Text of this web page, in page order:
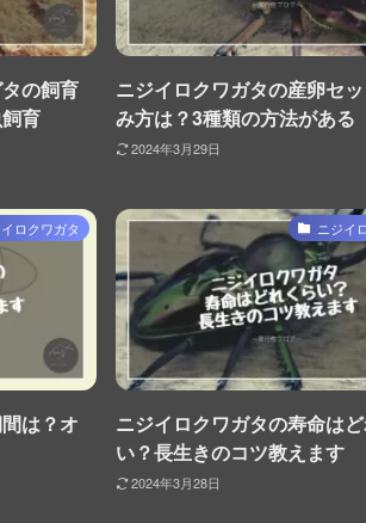
の飼育
育
ニジイロクワガタの産卵セ
み方は？3種類の方法がある
2024年3月29日
ロクワガタ
は？オ
ニジイ
ニジイロクワガタの寿命は
い？長生きのコツ教えます
2024年3月28日